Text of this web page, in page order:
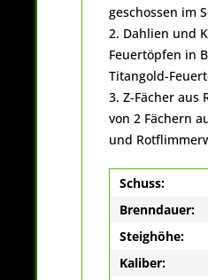
geschossen im
2. Dahlien und
Feuertöpfen in
Titangold-
3. Z-Fächer
von 2 Fächern
und
Schuss:
Brenndauer:
Steighöhe:
Kaliber: